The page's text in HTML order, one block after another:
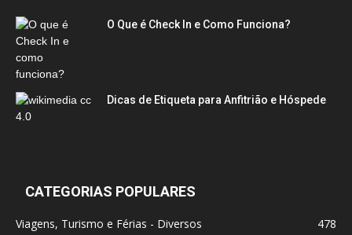
O Que é Check In e Como Funciona?
Dicas de Etiqueta para Anfitrião e Hóspede
CATEGORIAS POPULARES
Viagens, Turismo e Férias - Diversos 478